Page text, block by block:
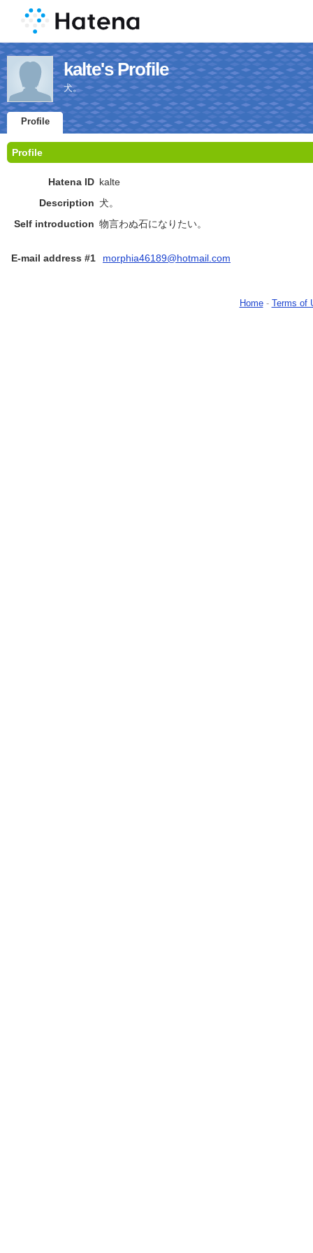
kalte's Profile
犬。
Profile
Profile
Hatena ID kalte
Description 犬。
Self introduction 物言わぬ石になりたい。
E-mail address #1 morphia46189@hotmail.com
Home- Terms of